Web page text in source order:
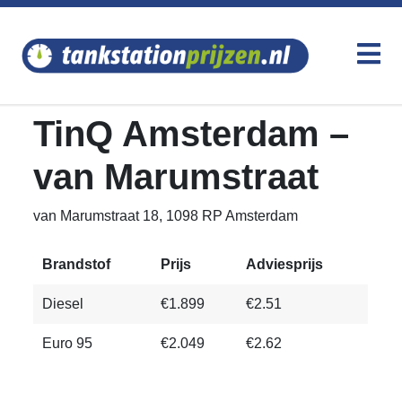
TinQ Amsterdam –
van Marumstraat
van Marumstraat 18, 1098 RP Amsterdam
Brandstof Prijs Adviesprijs
Diesel €1.899 €2.51
Euro 95 €2.049 €2.62